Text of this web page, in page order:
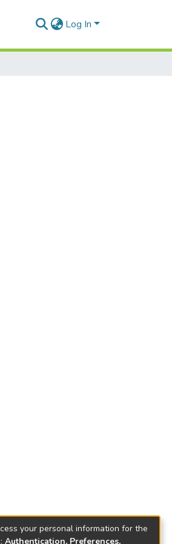
Log In
your personal information for the
Authentication, Preferences,